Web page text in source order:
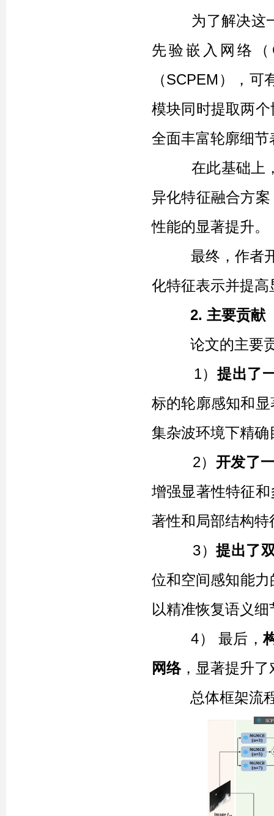
为了解决这一
先验嵌入网络
（SCPEM），
模块同时提取两
全面丰富轮廓细
在此基础上，
异化特征融合方
性能的显著提升。
最终，作者开
化特征表示并提
2. 主要贡献
论文的主要贡
1） 提出了
标的轮廓感知和
集杂波环境下精
2） 开发了
增强显著性特征
著性和局部结构特
3）提出了
位和空间感知能
以精准恢复语义
4） 最后，
网络，显著提升了
总体框架流程